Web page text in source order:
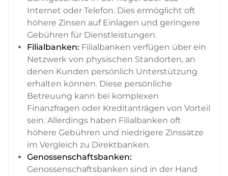
Internet oder Telefon. Dies ermöglicht oft
höhere Zinsen auf Einlagen und geringere
Gebühren für Dienstleistungen.
Filialbanken: Filialbanken verfügen über ein
Netzwerk von physischen Standorten, an
denen Kunden persönlich Unterstützung
erhalten können. Diese persönliche
Betreuung kann bei komplexen
Finanzfragen oder Kreditanträgen von Vorteil
sein. Allerdings haben Filialbanken oft
höhere Gebühren und niedrigere Zinssätze
im Vergleich zu Direktbanken.
Genossenschaftsbanken:
Genossenschaftsbanken sind in der Hand